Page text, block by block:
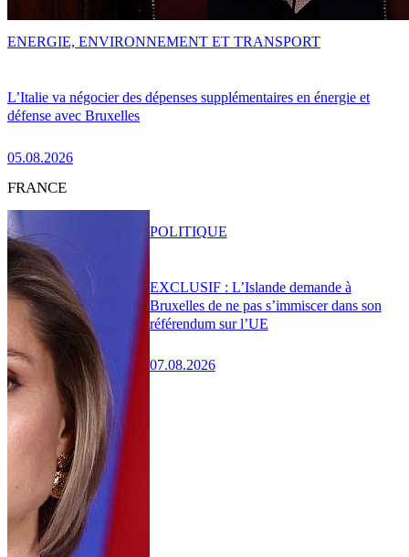
L’Italie va négocier des dépenses supplémentaires en énergie et
défense avec Bruxelles
05.08.2026
ENERGIE, ENVIRONNEMENT ET TRANSPORT
FRANCE
EXCLUSIF : L’Islande demande à
Bruxelles de ne pas s’immiscer dans son
référendum sur l’UE
07.08.2026
POLITIQUE